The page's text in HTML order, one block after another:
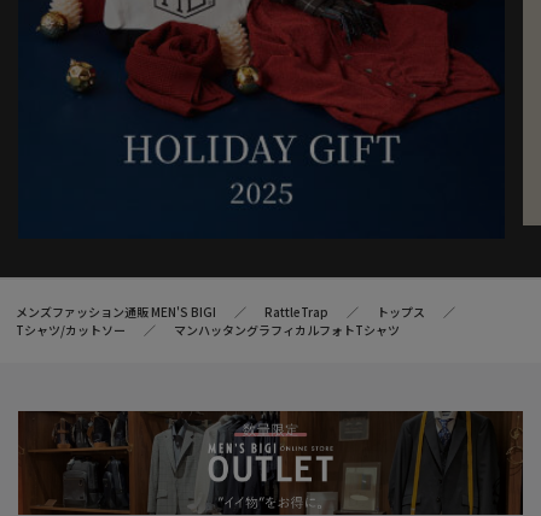
メンズファッション通販 MEN'S BIGI RattleTrap
トップス
Tシャツ/カットソー
マンハッタングラフィカルフォトTシャツ